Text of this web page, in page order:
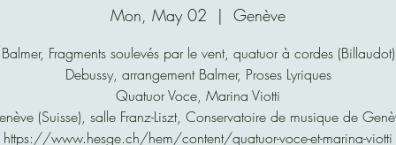
Mon, May 02
  |
Genève
Balmer, Fragments soulevés par le vent, quatuor à cordes (Billaudot)
Debussy, arrangement Balmer, Proses Lyriques
Quatuor Voce, Marina Viotti
(Suisse), salle Franz-Liszt, Conservatoire de musique de
https://www.hesge.ch/hem/content/quatuor-voce-et-marina-viotti